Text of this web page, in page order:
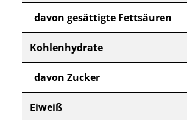
davon gesättigte Fettsäuren
Kohlenhydrate
davon Zucker
Eiweiß